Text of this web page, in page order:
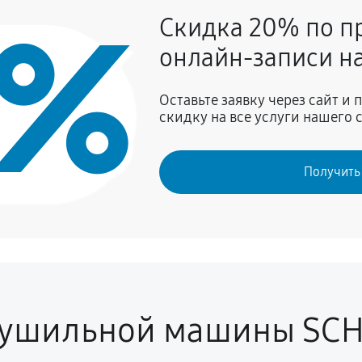
990 руб
Скидка 20% по
онлайн-записи
Оставьте заявку через сайт
скидку на все услуги нашего
машины